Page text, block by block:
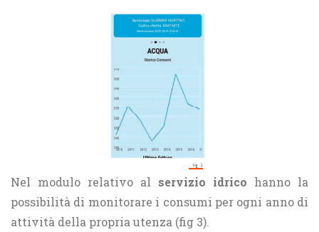
Nel modulo relativo al servizio idrico hanno la
possibilità di monitorare i consumi per ogni anno di
attività della propria utenza (fig 3).